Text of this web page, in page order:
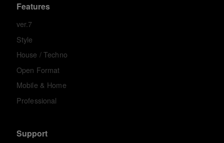
Features
ver.7
Style
House / Techno
Open Format
Mobile & Home
Professional
Support